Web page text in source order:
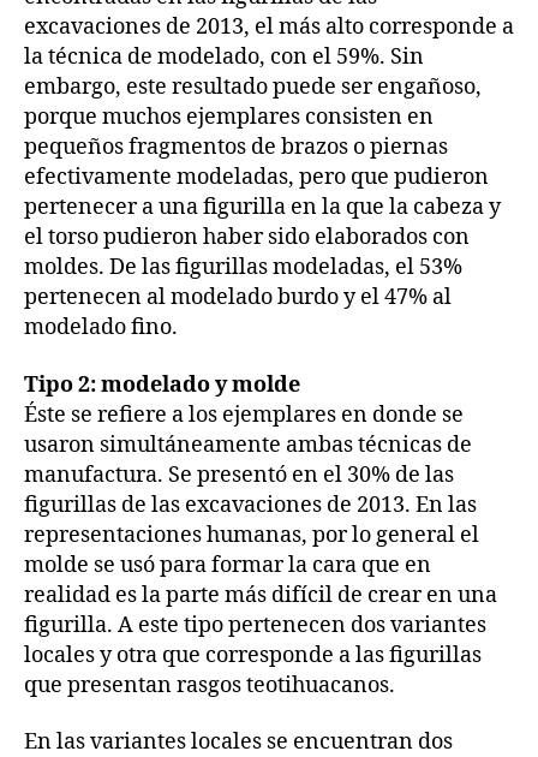
excavaciones de 2013, el más alto corresponde a
la técnica de modelado, con el 59%. Sin
embargo, este resultado puede ser engañoso,
porque muchos ejemplares consisten en
pequeños fragmentos de brazos o piernas
efectivamente modeladas, pero que pudieron
pertenecer a una figurilla en la que la cabeza y
el torso pudieron haber sido elaborados con
moldes. De las figurillas modeladas, el 53%
pertenecen al modelado burdo y el 47% al
modelado fino.
Tipo 2: modelado y molde
Éste se refiere a los ejemplares en donde se
usaron simultáneamente ambas técnicas de
manufactura. Se presentó en el 30% de las
figurillas de las excavaciones de 2013. En las
representaciones humanas, por lo general el
molde se usó para formar la cara que en
realidad es la parte más difícil de crear en una
figurilla. A este tipo pertenecen dos variantes
locales y otra que corresponde a las figurillas
que presentan rasgos teotihuacanos.
En las variantes locales se encuentran dos